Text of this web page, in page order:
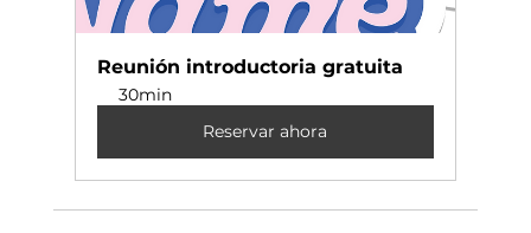
Reunión introductoria gratuita
30min
Reservar ahora